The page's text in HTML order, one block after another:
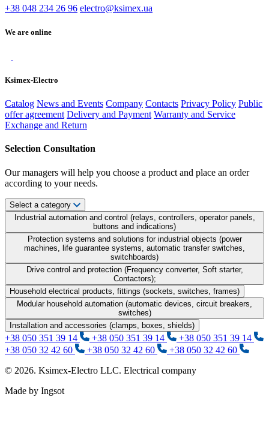
+38 048 234 26 96 electro@ksimex.ua
We are online
Ksimex-Electro
Catalog News and Events Company Contacts Privacy Policy Public
offer agreement Delivery and Payment Warranty and Service
Exchange and Return
Selection Consultation
Our managers will help you choose a product and place an order
according to your needs.
Select a category
Industrial automation and control (relays, controllers, operator panels,
buttons and indications)
Protection systems and solutions for industrial objects (power
machines, life guarantee systems, automatic transfer switches,
switchboards)
Drive control and protection (Frequency converter, Soft starter,
Contactors);
Household electrical products, fittings (sockets, switches, frames)
Modular household automation (automatic devices, circuit breakers,
switches)
Installation and accessories (clamps, boxes, shields)
+38 050 351 39 14 +38 050 351 39 14
+38 050 351 39 14
+38 050 32 42 60
+38 050 32 42 60
+38 050 32 42 60
© 2026. Ksimex-Electro LLC. Electrical company
Made by Ingsot